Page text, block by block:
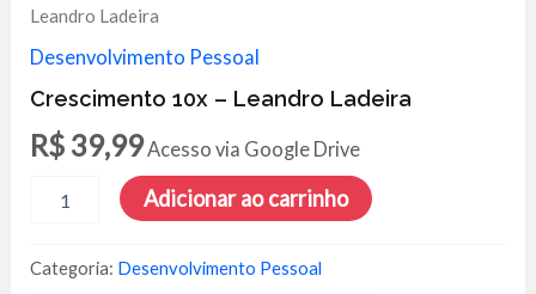
Leandro Ladeira
Desenvolvimento Pessoal
Crescimento 10x – Leandro Ladeira
R$ 39,99Acesso via Google Drive
Crescimento
Leandro
Ladeira
Adicionar ao carrinho
Categoria: Desenvolvimento Pessoal